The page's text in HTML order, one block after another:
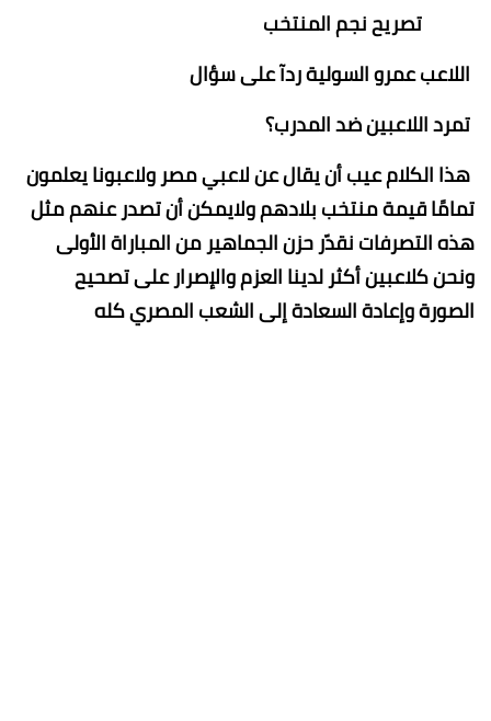
تصريح نجم المنتخب
اللاعب عمرو السولية ردآ على سؤال
تمرد اللاعبين ضد المدرب؟
هذا الكلام عيب أن يقال عن لاعبي مصر ولاعبونا يعلمون
تمامًا قيمة منتخب بلادهم ولايمكن أن تصدر عنهم مثل
هذه التصرفات نقدّر حزن الجماهير من المباراة الأولى
ونحن كلاعبين أكثر لدينا العزم والإصرار على تصحيح
الصورة وإعادة السعادة إلى الشعب المصري كله